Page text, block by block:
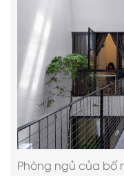
Phòng ngủ của bố